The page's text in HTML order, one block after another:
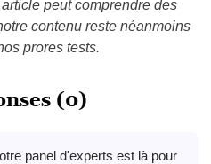
peut comprendre des
contenu reste néanmoins
prores tests.
(0)
panel d'experts est là pour